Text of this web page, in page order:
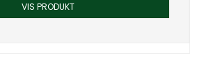
VIS PRODUKT